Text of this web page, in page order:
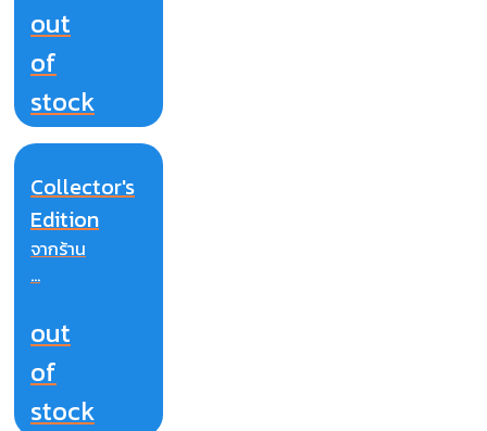
out
of
stock
Collector's
Edition
จากร้าน
...
out
of
stock